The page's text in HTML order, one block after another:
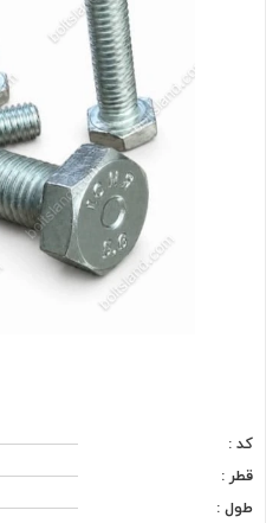
کد :
قطر :
طول :